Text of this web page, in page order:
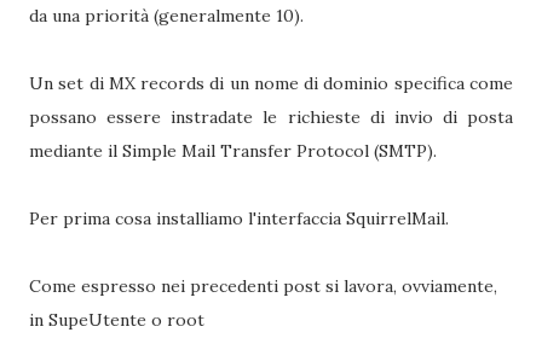
da una priorità (generalmente 10).
Un set di MX records di un nome di dominio specifica come
possano essere instradate le richieste di invio di posta
mediante il Simple Mail Transfer Protocol (SMTP).
Per prima cosa installiamo l'interfaccia SquirrelMail.
Come espresso nei precedenti post si lavora, ovviamente,
in SupeUtente o root